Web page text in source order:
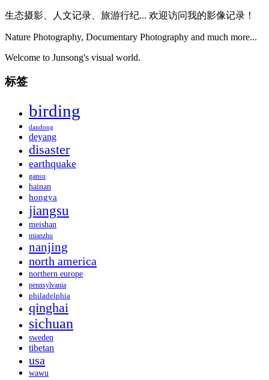
生态摄影、人文记录、旅游行纪... 欢迎访问我的影像记录！
Nature Photography, Documentary Photography and much more...
Welcome to Junsong's visual world.
标签
birding
dandong
deyang
disaster
earthquake
gansu
hainan
hongya
jiangsu
meishan
mianzhu
nanjing
north america
northern europe
pennsylvania
philadelphia
qinghai
sichuan
sweden
tibetan
usa
wawu